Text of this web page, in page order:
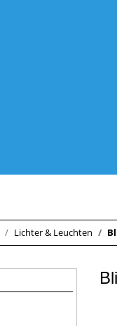
Lichter & Leuchten